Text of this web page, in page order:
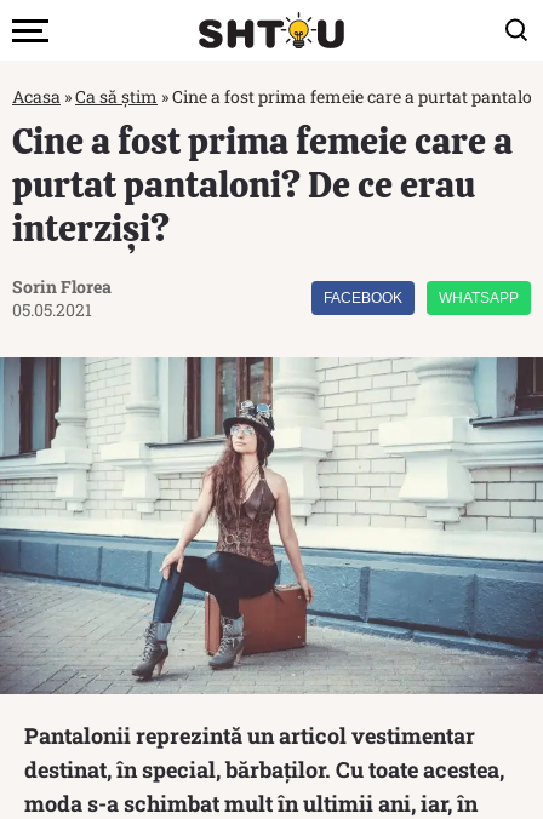
Acasa »Ca să știm »Cine a fost prima femeie care a purtat
Cine a fost prima femeie care a
purtat pantaloni? De ce erau
interziși?
Sorin Florea
05.05.2021
FACEBOOK WHATSAPP
Pantalonii reprezintă un articol vestimentar
destinat, în special, bărbaților. Cu toate acestea,
moda s-a schimbat mult în ultimii ani, iar, în